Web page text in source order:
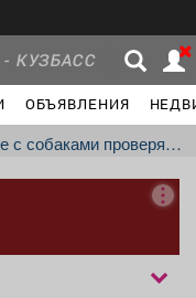
КУЗБАСС
ОБЪЯВЛЕНИЯ
Новости
Услуги
проверяют все кемеровские школы